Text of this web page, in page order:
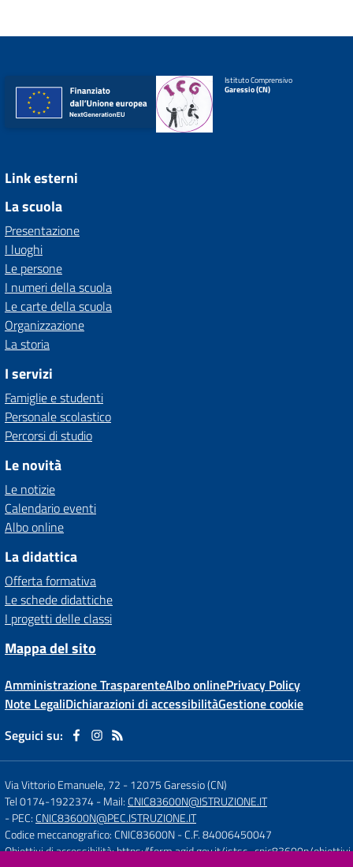
Istituto Comprensivo
Garessio (CN)
Link esterni
La scuola
Presentazione
I luoghi
Le persone
I numeri della scuola
Le carte della scuola
Organizzazione
La storia
I servizi
Famiglie e studenti
Personale scolastico
Percorsi di studio
Le novità
Le notizie
Calendario eventi
Albo online
La didattica
Offerta formativa
Le schede didattiche
I progetti delle classi
Mappa del sito
Amministrazione TrasparenteAlbo onlinePrivacy Policy
Note LegaliDichiarazioni di accessibilitàGestione cookie
Seguici su:
Via Vittorio Emanuele, 72 -12075 Garessio (CN)
Tel 0174-1922374- Mail:CNIC83600N@ISTRUZIONE.IT
- PEC:CNIC83600N@PEC.ISTRUZIONE.IT
Codice meccanografico: CNIC83600N- C.F. 84006450047
Obiettivi di accessibilità:https://form.agid.gov.it/istsc_cnic83600n/obiettivi